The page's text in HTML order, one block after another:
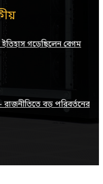
ইতিহাস গড়েছিলেন বেগম
বড় পরিবর্তনের